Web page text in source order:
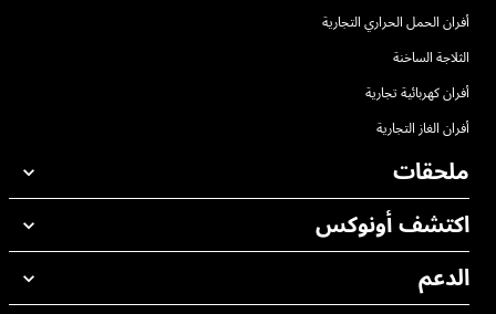
أفران الحمل الحراري التجارية
الثلاجة الساخنة
أفران كهربائية تجارية
أفران الغاز التجارية
ملحقات
جميع الملحقات
منظفات الغسيل اليدوي
اكتشف أونوكس
مكاتبنا حول العالم
الدعم